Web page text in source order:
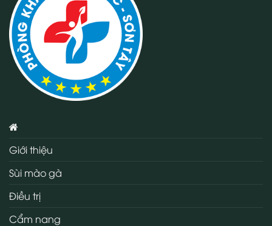
Giới thiệu
Sùi mào gà
Điều trị
Cẩm nang